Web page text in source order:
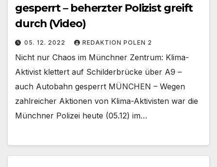
gesperrt – beherzter Polizist greift
durch (Video)
05. 12. 2022 REDAKTION POLEN 2
Nicht nur Chaos im Münchner Zentrum: Klima-
Aktivist klettert auf Schilderbrücke über A9 –
auch Autobahn gesperrt MÜNCHEN – Wegen
zahlreicher Aktionen von Klima-Aktivisten war die
Münchner Polizei heute (05.12) im…